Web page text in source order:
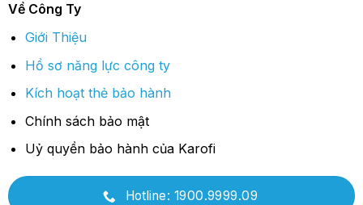
Về Công Ty
Giới Thiệu
Hồ sơ năng lực công ty
Kích hoạt thẻ bảo hành
Chính sách bảo mật
Uỷ quyền bảo hành của Karofi
Hotline: 1900.9999.09